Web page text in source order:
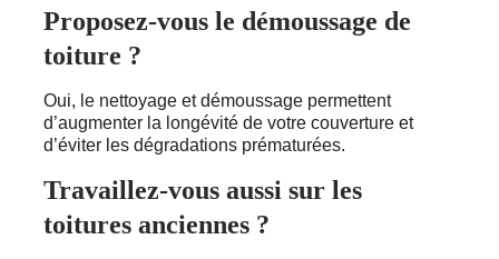
Proposez-vous le démoussage de
toiture ?
Oui, le nettoyage et démoussage permettent
d’augmenter la longévité de votre couverture et
d’éviter les dégradations prématurées.
Travaillez-vous aussi sur les
toitures anciennes ?